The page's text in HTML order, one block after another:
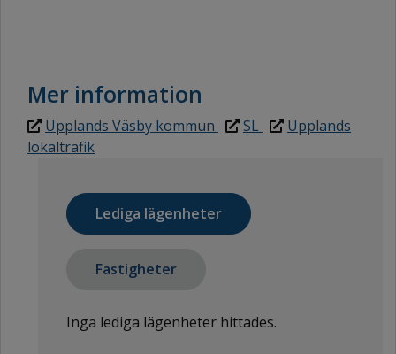
Mer information
Upplands Väsby kommun SL
Upplands
lokaltrafik
Lediga lägenheter
Fastigheter
Inga lediga lägenheter hittades.